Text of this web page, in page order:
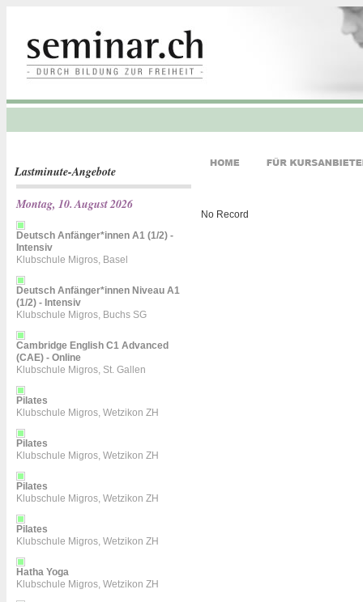
Lastminute-Angebote
Montag, 10. August 2026
Deutsch Anfänger*innen A1 (1/2) -
Intensiv
Klubschule Migros, Basel
Deutsch Anfänger*innen Niveau A1
(1/2) - Intensiv
Klubschule Migros, Buchs SG
Cambridge English C1 Advanced
(CAE) - Online
Klubschule Migros, St. Gallen
Pilates
Klubschule Migros, Wetzikon ZH
Pilates
Klubschule Migros, Wetzikon ZH
Pilates
Klubschule Migros, Wetzikon ZH
Pilates
Klubschule Migros, Wetzikon ZH
Hatha Yoga
Klubschule Migros, Wetzikon ZH
No Record